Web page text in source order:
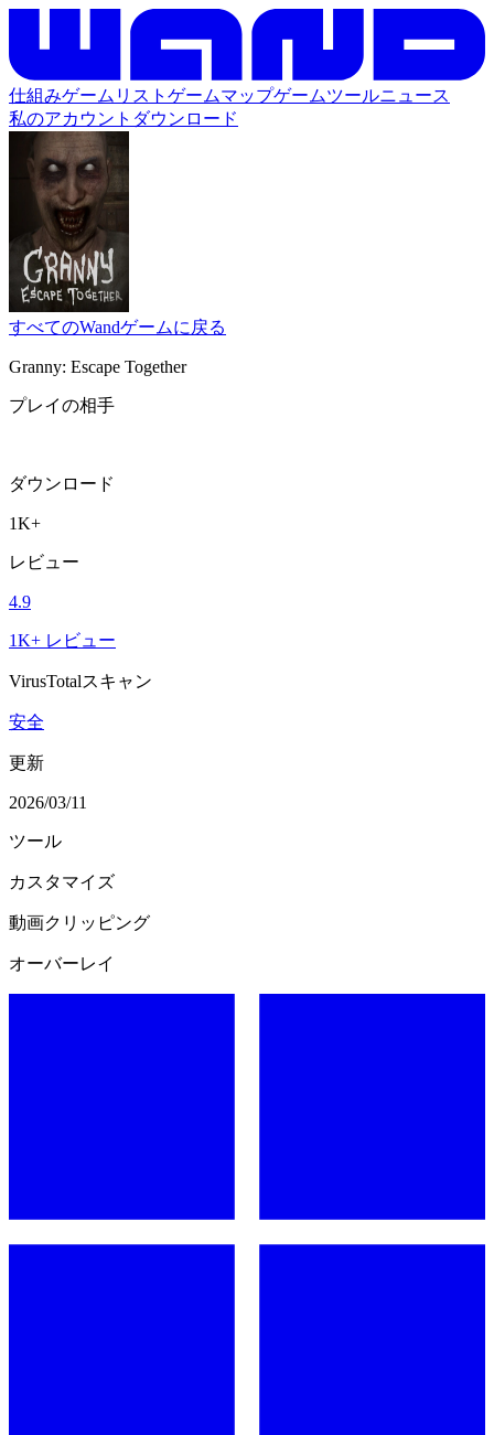
仕組みゲームリスト ゲームマップゲームツールニュース
私のアカウント ダウンロード
すべてのWandゲームに戻る
Granny: Escape Together
プレイの相手
ダウンロード
1K+
レビュー
4.9
1K+ レビュー
VirusTotalスキャン
安全
更新
2026/03/11
ツール
カスタマイズ
動画クリッピング
オーバーレイ